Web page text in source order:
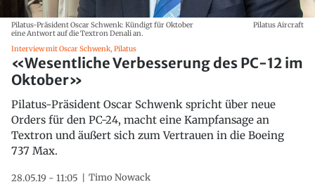
Pilatus-Präsident Oscar Schwenk: Kündigt für Oktober
eine Antwort auf die Textron Denali an.
Pilatus Aircraft
Interview mit Oscar Schwenk, Pilatus
«Wesentliche Verbesserung des PC-12 im
Oktober»
Pilatus-Präsident Oscar Schwenk spricht über neue
Orders für den PC-24, macht eine Kampfansage an
Textron und äußert sich zum Vertrauen in die Boeing
737 Max.
28.05.19 - 11:05 Timo Nowack